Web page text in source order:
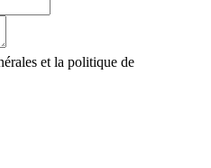
et la politique de